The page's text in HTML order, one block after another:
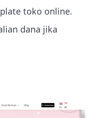
toko online.
dana jika